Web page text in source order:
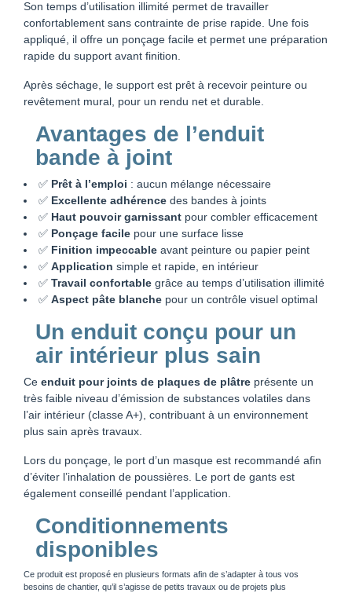
Son temps d’utilisation illimité permet de travailler
confortablement sans contrainte de prise rapide. Une fois
appliqué, il offre un ponçage facile et permet une préparation
rapide du support avant finition.
Après séchage, le support est prêt à recevoir peinture ou
revêtement mural, pour un rendu net et durable.
Avantages de l’enduit
bande à joint
✅ Prêt à l’emploi : aucun mélange nécessaire
✅ Excellente adhérence des bandes à joints
✅ Haut pouvoir garnissant pour combler efficacement
✅ Ponçage facile pour une surface lisse
✅ Finition impeccable avant peinture ou papier peint
✅ Application simple et rapide, en intérieur
✅ Travail confortable grâce au temps d’utilisation illimité
✅ Aspect pâte blanche pour un contrôle visuel optimal
Un enduit conçu pour un
air intérieur plus sain
Ce enduit pour joints de plaques de plâtre présente un
très faible niveau d’émission de substances volatiles dans
l’air intérieur (classe A+), contribuant à un environnement
plus sain après travaux.
Lors du ponçage, le port d’un masque est recommandé afin
d’éviter l’inhalation de poussières. Le port de gants est
également conseillé pendant l’application.
Conditionnements
disponibles
Ce produit est proposé en plusieurs formats afin de s’adapter à tous vos
besoins de chantier, qu’il s’agisse de petits travaux ou de projets plus